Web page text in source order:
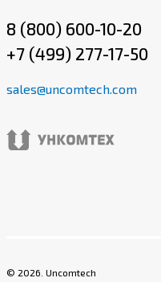
8 (800) 600-10-20
+7 (499) 277-17-50
sales@uncomtech.com
© 2026 . Uncomtech